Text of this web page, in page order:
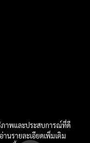
ภาพและประสบการณ์ที่ดี
นรายละเอียดเพิ่มเติม